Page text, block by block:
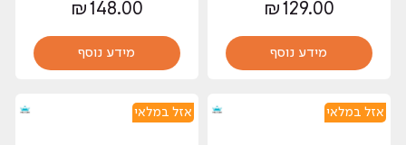
₪ 129.00
מידע נוסף
₪ 148.00
מידע נוסף
אזל במלאי אזל במלאי